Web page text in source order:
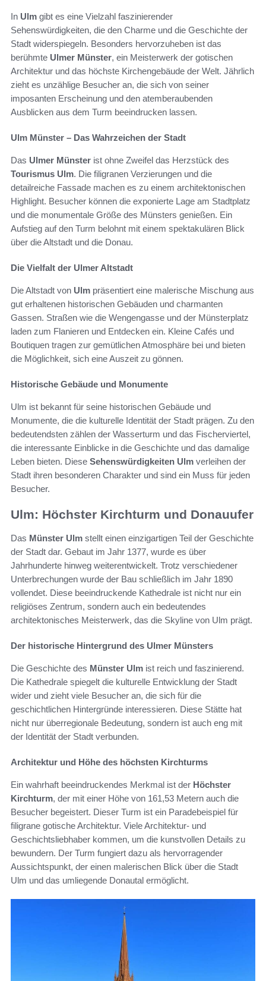
In Ulm gibt es eine Vielzahl faszinierender
Sehenswürdigkeiten, die den Charme und die Geschichte der
Stadt widerspiegeln. Besonders hervorzuheben ist das
berühmte Ulmer Münster, ein Meisterwerk der gotischen
Architektur und das höchste Kirchengebäude der Welt. Jährlich
zieht es unzählige Besucher an, die sich von seiner
imposanten Erscheinung und den atemberaubenden
Ausblicken aus dem Turm beeindrucken lassen.
Ulm Münster – Das Wahrzeichen der Stadt
Das Ulmer Münster ist ohne Zweifel das Herzstück des
Tourismus Ulm. Die filigranen Verzierungen und die
detailreiche Fassade machen es zu einem architektonischen
Highlight. Besucher können die exponierte Lage am Stadtplatz
und die monumentale Größe des Münsters genießen. Ein
Aufstieg auf den Turm belohnt mit einem spektakulären Blick
über die Altstadt und die Donau.
Die Vielfalt der Ulmer Altstadt
Die Altstadt von Ulm präsentiert eine malerische Mischung aus
gut erhaltenen historischen Gebäuden und charmanten
Gassen. Straßen wie die Wengengasse und der Münsterplatz
laden zum Flanieren und Entdecken ein. Kleine Cafés und
Boutiquen tragen zur gemütlichen Atmosphäre bei und bieten
die Möglichkeit, sich eine Auszeit zu gönnen.
Historische Gebäude und Monumente
Ulm ist bekannt für seine historischen Gebäude und
Monumente, die die kulturelle Identität der Stadt prägen. Zu den
bedeutendsten zählen der Wasserturm und das Fischerviertel,
die interessante Einblicke in die Geschichte und das damalige
Leben bieten. Diese Sehenswürdigkeiten Ulm verleihen der
Stadt ihren besonderen Charakter und sind ein Muss für jeden
Besucher.
Ulm: Höchster Kirchturm und Donauufer
Das Münster Ulm stellt einen einzigartigen Teil der Geschichte
der Stadt dar. Gebaut im Jahr 1377, wurde es über
Jahrhunderte hinweg weiterentwickelt. Trotz verschiedener
Unterbrechungen wurde der Bau schließlich im Jahr 1890
vollendet. Diese beeindruckende Kathedrale ist nicht nur ein
religiöses Zentrum, sondern auch ein bedeutendes
architektonisches Meisterwerk, das die Skyline von Ulm prägt.
Der historische Hintergrund des Ulmer Münsters
Die Geschichte des Münster Ulm ist reich und faszinierend.
Die Kathedrale spiegelt die kulturelle Entwicklung der Stadt
wider und zieht viele Besucher an, die sich für die
geschichtlichen Hintergründe interessieren. Diese Stätte hat
nicht nur überregionale Bedeutung, sondern ist auch eng mit
der Identität der Stadt verbunden.
Architektur und Höhe des höchsten Kirchturms
Ein wahrhaft beeindruckendes Merkmal ist der Höchster
Kirchturm, der mit einer Höhe von 161,53 Metern auch die
Besucher begeistert. Dieser Turm ist ein Paradebeispiel für
filigrane gotische Architektur. Viele Architektur- und
Geschichtsliebhaber kommen, um die kunstvollen Details zu
bewundern. Der Turm fungiert dazu als hervorragender
Aussichtspunkt, der einen malerischen Blick über die Stadt
Ulm und das umliegende Donautal ermöglicht.